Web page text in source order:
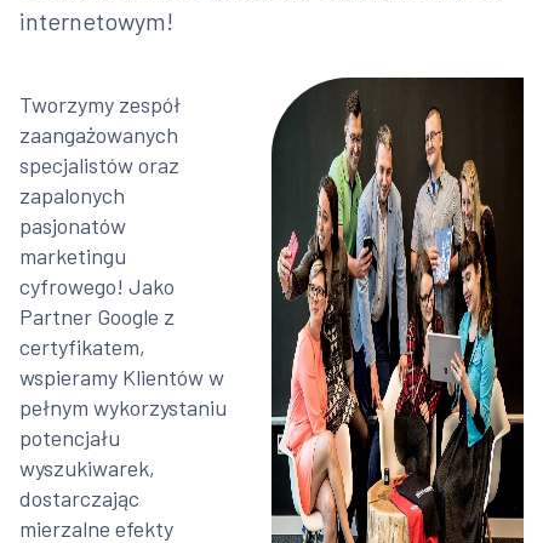
internetowym!
Tworzymy zespół
zaangażowanych
specjalistów oraz
zapalonych
pasjonatów
marketingu
cyfrowego! Jako
Partner Google z
certyfikatem,
wspieramy Klientów w
pełnym wykorzystaniu
potencjału
wyszukiwarek,
dostarczając
mierzalne efekty